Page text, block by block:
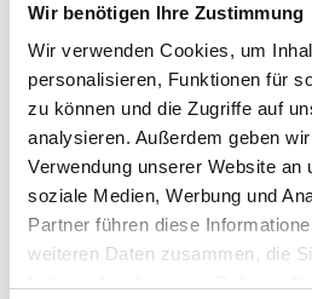
Wir benötigen Ihre Zustimmung
Wir verwenden Cookies, um
personalisieren, Funktionen für
zu können und die Zugriffe auf
analysieren. Außerdem geben
Verwendung unserer Website an
soziale Medien, Werbung und
Partner führen diese
weiteren Daten zusammen, die
78343
zum
Philipp Zimmermann